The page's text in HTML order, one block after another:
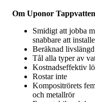
Om Uponor
Smidigt att jobba
snabbare att
Beräknad
Tål alla typer av
Kostnadseffektiv
Rostar inte
Kompositrörets
och metallrör